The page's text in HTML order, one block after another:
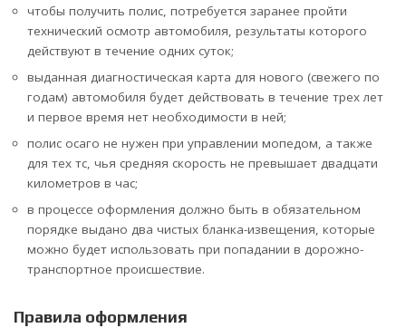
чтобы получить полис, потребуется заранее пройти
технический осмотр автомобиля, результаты которого
действуют в течение одних суток;
выданная диагностическая карта для нового (свежего по
годам) автомобиля будет действовать в течение трех лет
и первое время нет необходимости в ней;
полис осаго не нужен при управлении мопедом, а также
для тех тс, чья средняя скорость не превышает двадцати
километров в час;
в процессе оформления должно быть в обязательном
порядке выдано два чистых бланка-извещения, которые
можно будет использовать при попадании в дорожно-
транспортное происшествие.
Правила оформления